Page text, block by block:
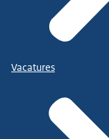
Vacatures